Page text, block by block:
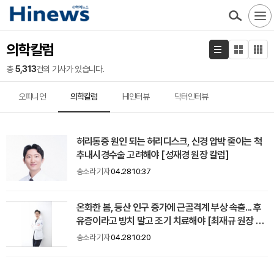
의학칼럼
총5,313건의 기사가 있습니다.
오피니언 의학칼럼 HI인터뷰 닥터인터뷰
허리통증 원인 되는 허리디스크, 신경 압박 줄이는 척
추내시경수술 고려해야 [성재경 원장 칼럼]
송소라 기자04.28 10:37
온화한 봄, 등산 인구 증가에 근골격계 부상 속출... 후
유증이라고 방치 말고 조기 치료해야 [최재규 원장 칼
럼]
송소라 기자04.28 10:20